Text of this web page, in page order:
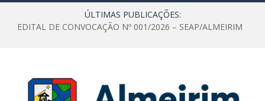
ÚLTIMAS PUBLICAÇÕES:
EDITAL DE CONVOCAÇÃO Nº 001/2026 – SEAP/ALMEIRIM